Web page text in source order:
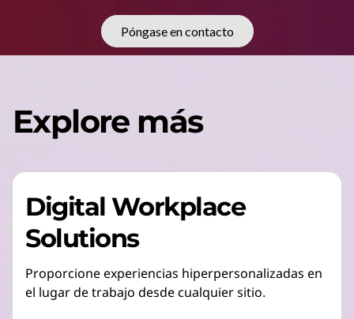
Póngase en contacto
Explore más
Digital Workplace
Solutions
Proporcione experiencias hiperpersonalizadas en
el lugar de trabajo desde cualquier sitio.